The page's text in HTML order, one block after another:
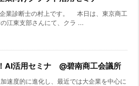
業診断士の村上です。 本日は、東京商工
江東支部さんにて、クラ ...
AI活用セミナ @碧南商工会議所
加速度的に進化し、最近では大企業を中心に